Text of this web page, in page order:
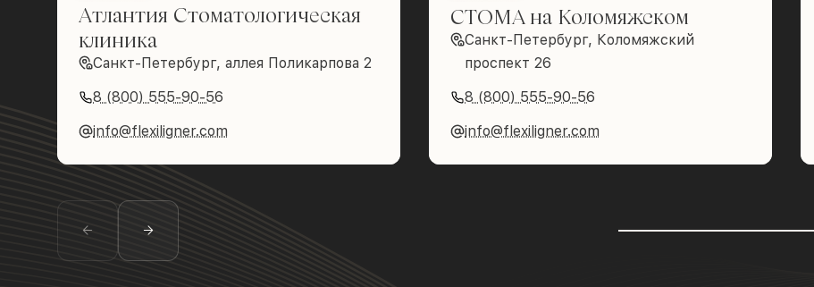
Атлантия Стоматологическая
клиника
Санкт-Петербург, аллея Поликарпова 2
8 (800) 555-90-56
info@flexiligner.com
СТОМА на Коломяжском
Санкт-Петербург, Коломяжский
проспект 26
8 (800) 555-90-56
info@flexiligner.com